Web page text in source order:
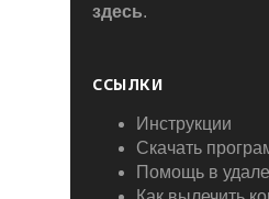
здесь.
ССЫЛКИ
Инструкции
Скачать
Помощь в